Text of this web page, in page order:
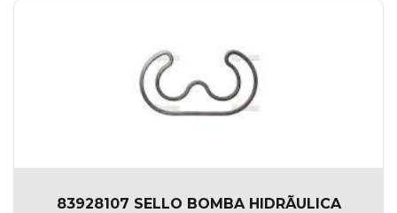
83928107 SELLO BOMBA HIDRÃULICA